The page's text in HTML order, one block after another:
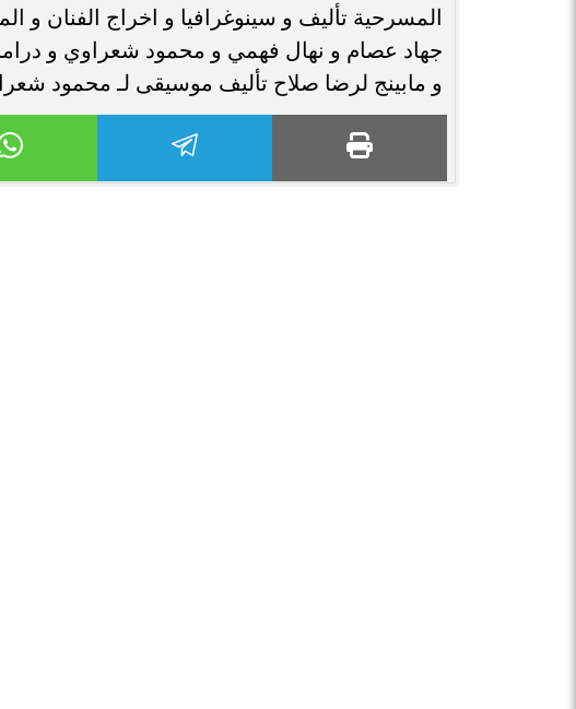
المسرحية تأليف و سينوغرافيا و اخراج الفنان
جهاد عصام و نهال فهمي و محمود شعراوي و
و مابينج لرضا صلاح تأليف موسيقى لـ محمود